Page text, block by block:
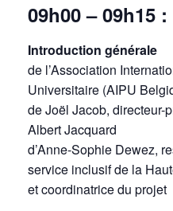
09h00 – 09h15 :
Introduction générale
de l’Association
Universitaire (AIPU
de Joël Jacob, directeur-
Albert Jacquard
d’Anne-Sophie Dewez,
service inclusif de la
et coordinatrice du projet